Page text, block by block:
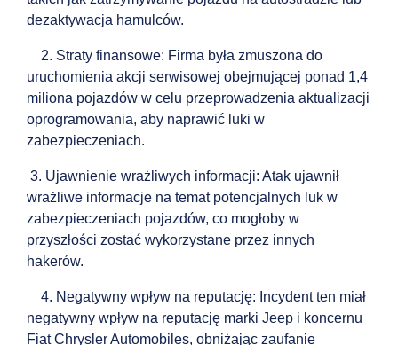
dezaktywacja hamulców.
2. Straty finansowe: Firma była zmuszona do
uruchomienia akcji serwisowej obejmującej ponad 1,4
miliona pojazdów w celu przeprowadzenia aktualizacji
oprogramowania, aby naprawić luki w
zabezpieczeniach.
3. Ujawnienie wrażliwych informacji: Atak ujawnił
wrażliwe informacje na temat potencjalnych luk w
zabezpieczeniach pojazdów, co mogłoby w
przyszłości zostać wykorzystane przez innych
hakerów.
4. Negatywny wpływ na reputację: Incydent ten miał
negatywny wpływ na reputację marki Jeep i koncernu
Fiat Chrysler Automobiles, obniżając zaufanie